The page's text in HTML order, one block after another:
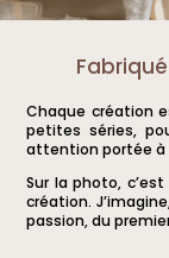
Chaque création
petites séries,
attention portée à
Sur la photo,
création.
passion, du